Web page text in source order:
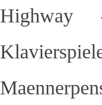
Highway